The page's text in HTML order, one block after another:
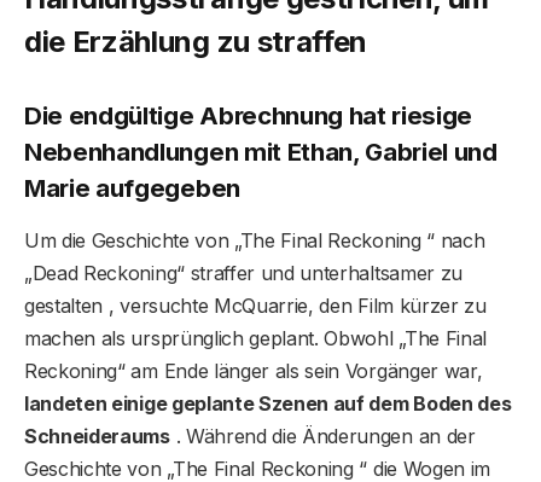
die Erzählung zu straffen
Die endgültige Abrechnung hat riesige
Nebenhandlungen mit Ethan, Gabriel und
Marie aufgegeben
Um die Geschichte von „The Final Reckoning “ nach
„Dead Reckoning“ straffer und unterhaltsamer zu
gestalten , versuchte McQuarrie, den Film kürzer zu
machen als ursprünglich geplant. Obwohl „The Final
Reckoning“ am Ende länger als sein Vorgänger war,
landeten einige geplante Szenen auf dem Boden des
Schneideraums. Während die Änderungen an der
Geschichte von „The Final Reckoning “ die Wogen im